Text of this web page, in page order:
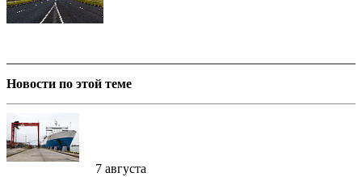
Новости по этой теме
7 августа